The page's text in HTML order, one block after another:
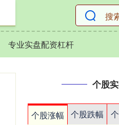
专业实盘配资杠杆
个股
个股涨幅 个股跌幅